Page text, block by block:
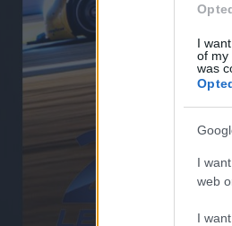
I
of my
was
I
web
I